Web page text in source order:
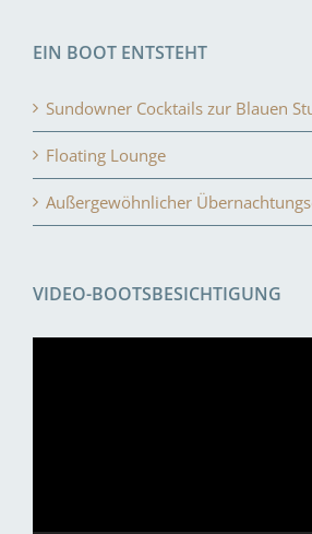
EIN BOOT ENTSTEHT
Sundowner Cocktails zur Blauen
Floating Lounge
Außergewöhnlicher
VIDEO-BOOTSBESICHTIGUNG